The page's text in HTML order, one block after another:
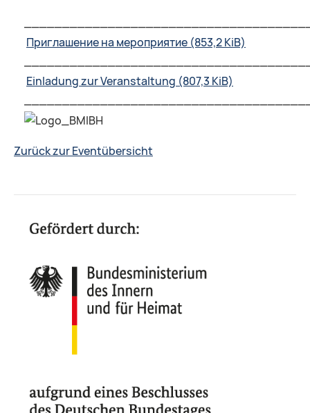
Приглашение на мероприятие (853,2 KiB)
Einladung zur Veranstaltung (807,3 KiB)
Zurück zur Eventübersicht